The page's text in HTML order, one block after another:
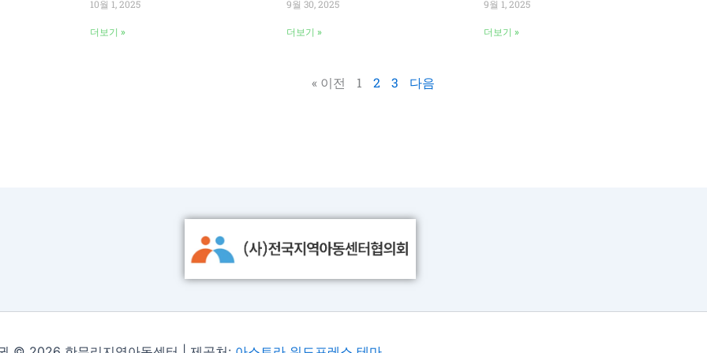
10월 1, 2025
더보기 »
9월 30, 2025
더보기 »
9월 1, 2025
더보기 »
« 이전 1 2 3 다음